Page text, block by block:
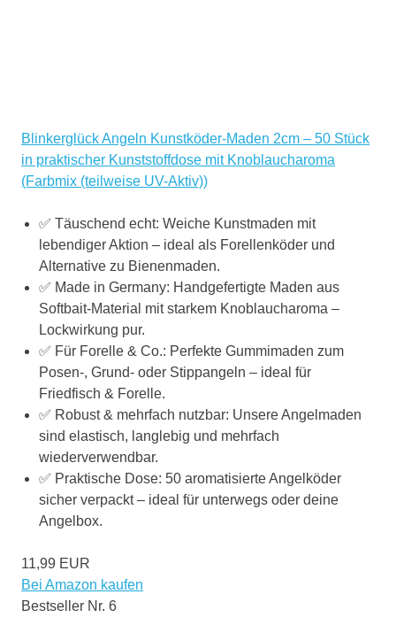
Blinkerglück Angeln Kunstköder-Maden 2cm – 50 Stück
in praktischer Kunststoffdose mit Knoblaucharoma
(Farbmix (teilweise UV-Aktiv))
✅ Täuschend echt: Weiche Kunstmaden mit
lebendiger Aktion – ideal als Forellenköder und
Alternative zu Bienenmaden.
✅ Made in Germany: Handgefertigte Maden aus
Softbait-Material mit starkem Knoblaucharoma –
Lockwirkung pur.
✅ Für Forelle & Co.: Perfekte Gummimaden zum
Posen-, Grund- oder Stippangeln – ideal für
Friedfisch & Forelle.
✅ Robust & mehrfach nutzbar: Unsere Angelmaden
sind elastisch, langlebig und mehrfach
wiederverwendbar.
✅ Praktische Dose: 50 aromatisierte Angelköder
sicher verpackt – ideal für unterwegs oder deine
Angelbox.
11,99 EUR
Bei Amazon kaufen
Bestseller Nr. 6